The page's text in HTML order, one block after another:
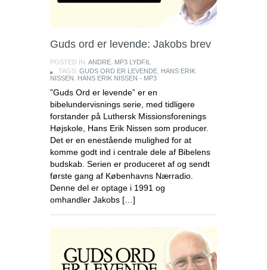
Guds ord er levende: Jakobs brev
POSTED IN: ANDRE MP3 LYDFIL
TAGS: GUDS ORD ER LEVENDE HANS ERIK
NISSEN
HANS ERIK NISSEN - MP3
”Guds Ord er levende” er en
bibelundervisnings serie, med tidligere
forstander på Luthersk Missionsforenings
Højskole, Hans Erik Nissen som producer.
Det er en enestående mulighed for at
komme godt ind i centrale dele af Bibelens
budskab. Serien er produceret af og sendt
første gang af Københavns Nærradio.
Denne del er optage i 1991 og
omhandler Jakobs […]